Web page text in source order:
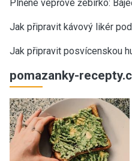
Plněné vepřové žebírko:
Jak připravit kávový likér
Jak připravit posvícenskou
pomazanky-